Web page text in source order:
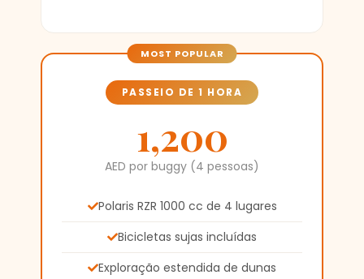
PASSEIO DE 1 HORA
1,200
AED por buggy (4 pessoas)
Polaris RZR 1000 cc de 4 lugares
Bicicletas sujas incluídas
Exploração estendida de dunas